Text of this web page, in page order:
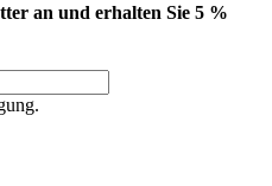
an und erhalten Sie 5 %